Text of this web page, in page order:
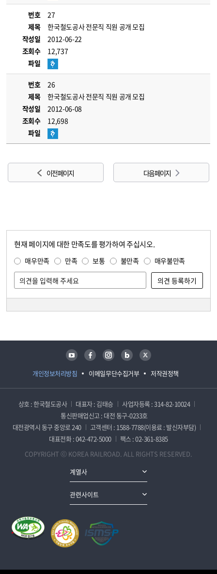
번호
27
제목
한국철도공사 전문직 직원 공개 모집
작성일
2012-06-22
조회수
12,737
파일
번호
26
제목
한국철도공사 전문직 직원 공개 모집
작성일
2012-06-08
조회수
12,698
파일
이전 페이지 다음 페이지
현재 페이지에 대한 만족도를 평가하여 주십시오.
매우만족 만족 보통 불만족 매우불만족
개인정보처리방침 이메일무단수집거부 저작권정책
유튜브 페이스북 인스타그램 블로그 트위터
상호 : 한국철도공사 대표자 : 김태승
사업자등록 : 314-82-10024
통신판매업신고 : 대전 동구-0233호
대전광역시 동구 중앙로 240
고객센터 : 1588-7788(이용료 : 발신자부담)
대표전화 : 042-472-5000
팩스 : 02-361-8385
COPYRIGHT ⓒ KOREA RAILROAD. ALL RIGHTS RESERVED.
계열사
관련사이트